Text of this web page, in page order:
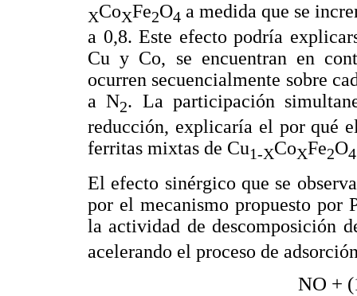
XCoXFe2O4 a medida que se
a 0,8. Este efecto podría
Cu y Co, se encuentran en
ocurren secuencialmente sobre
a N2. La participación
reducción, explicaría el por qué
ferritas mixtas de Cu1-XCoXFe2O4
El efecto sinérgico que se
por el mecanismo propuesto por
la actividad de descomposición
acelerando el proceso de
NO +